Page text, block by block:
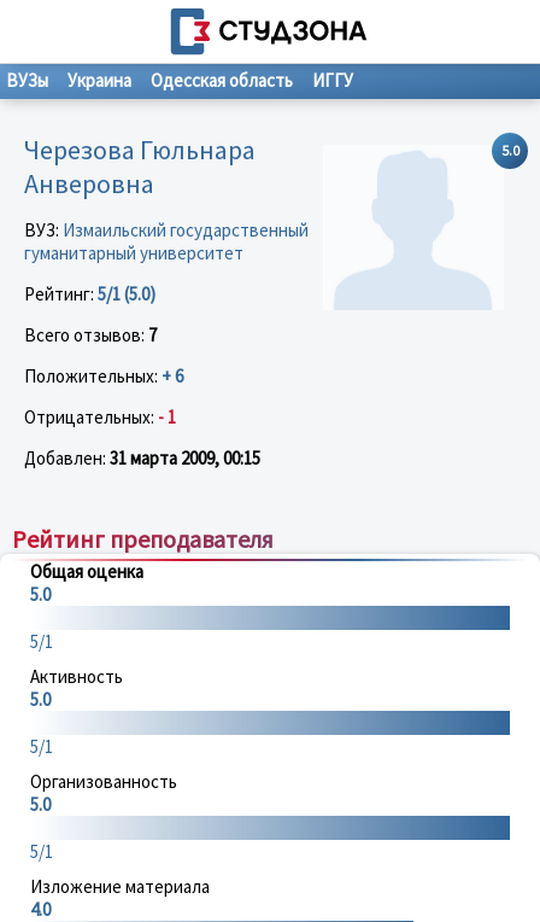
ВУЗы Украина Одесская область ИГГУ
5.0
Черезова Гюльнара
Анверовна
ВУЗ: Измаильский государственный
гуманитарный университет
Рейтинг: 5/1 (5.0)
Всего отзывов: 7
Положительных: + 6
Отрицательных: - 1
Добавлен: 31 марта 2009, 00:15
Рейтинг преподавателя
Общая оценка
5.0
5/1
Активность
5.0
5/1
Организованность
5.0
5/1
Изложение материала
4.0